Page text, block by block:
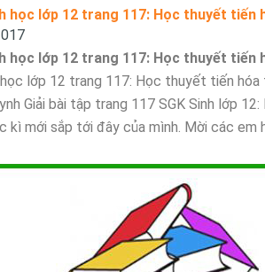
học lớp 12 trang 117: Học thuyết tiến
học lớp 12 trang 117: Học thuyết tiến
học lớp 12 trang 117: Học thuyết tiến
Giải bài tập trang 117 SGK Sinh lớp
kì mới sắp tới đây của mình. Mời các em